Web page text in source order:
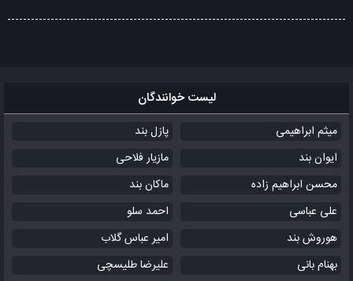
لیست خوانندگان
میثم ابراهیمی
پازل بند
ایوان بند
مازیار فلاحی
محسن ابراهیم زاده
ماکان بند
علی عباسی
احمد سلو
هوروش بند
امیر عباس گلاب
بهنام بانی
علیرضا طلیسچی